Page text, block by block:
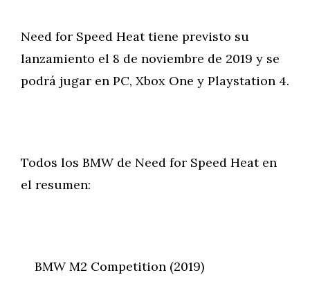
Need for Speed Heat tiene previsto su
lanzamiento el 8 de noviembre de 2019 y se
podrá jugar en PC, Xbox One y Playstation 4.
Todos los BMW de Need for Speed Heat en
el resumen:
BMW M2 Competition (2019)